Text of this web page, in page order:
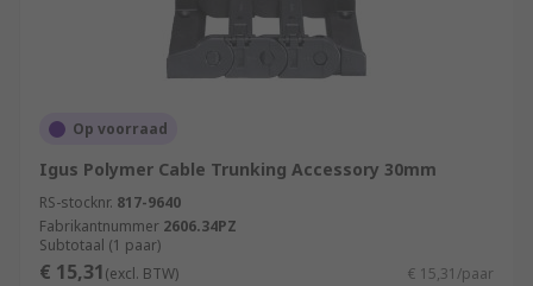
Op voorraad
Igus Polymer Cable Trunking Accessory 30mm
RS-stocknr. 817-9640
Fabrikantnummer 2606.34PZ
Subtotaal (1 paar)
€ 15,31(excl. BTW) € 15,31/paar